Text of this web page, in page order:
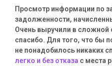
Просмотр информации по
задолженности,
Очень выручили в сложной
спасибо. Для того, что бы
не понадобилось никаких
легко и без отказа с места